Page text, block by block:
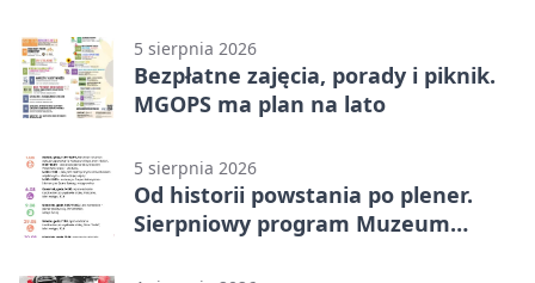
5 sierpnia 2026
Bezpłatne zajęcia, porady i piknik.
MGOPS ma plan na lato
5 sierpnia 2026
Od historii powstania po plener.
Sierpniowy program Muzeum